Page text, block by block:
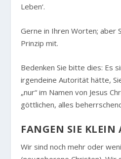
Leben‘.
Gerne in Ihren Worten; aber
Prinzip mit.
Bedenken Sie bitte dies: Es
irgendeine Autorität hätte,
„nur“ im Namen von Jesus
göttlichen, alles
FANGEN SIE KLEIN
Wir sind noch mehr oder